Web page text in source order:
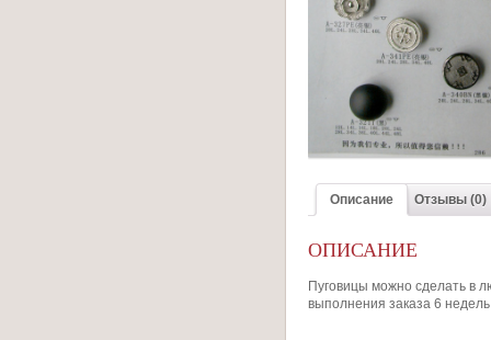
Описание Отзывы (0)
ОПИСАНИЕ
Пуговицы можно сделать в
выполнения заказа 6